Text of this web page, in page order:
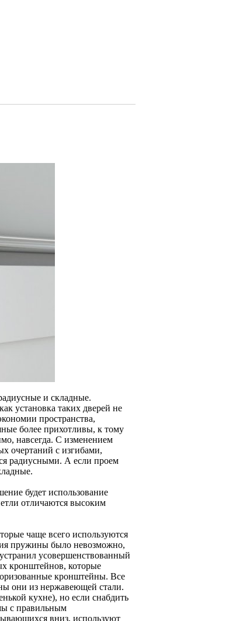
и складные.
установка таких дверей не
пространства,
более прихотливы, к тому
навсегда. С изменением
очертаний с изгибами,
радиусными. А если проем
будет использование
отличаются высоким
чаще всего используются
пружины было невозможно,
усовершенствованный
кронштейнов, которые
кронштейны. Все
они из нержавеющей стали.
кухне), но если снабдить
с правильным
вниз, используют